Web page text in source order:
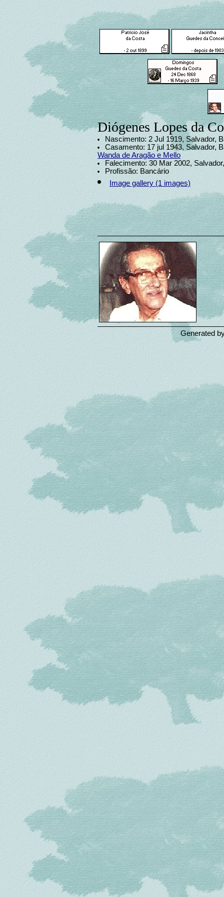
Diógenes Lopes da
Nascimento: 2 Jul 1919, Salvador,
Casamento: 17 jul 1943, Salvador,
Wanda de Aragão e Mello
Falecimento: 30 Mar 2002,
Profissão: Bancário
Image gallery (1 images)
Generated